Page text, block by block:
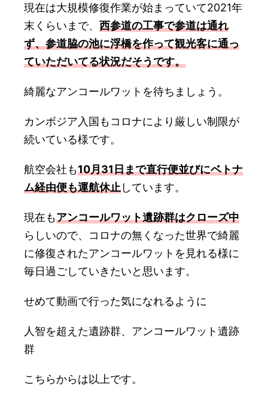
現在は大規模修復作業が始まっていて2021年
末くらいまで、 西参道の工事で参道は通れ
ず、参道脇の池に浮橋を作って観光客に通っ
ていただいてる状況だそうです。
綺麗なアンコールワットを待ちましょう。
カンボジア入国もコロナにより厳しい制限が
続いている様です。
航空会社も10月31日まで直行便並びにベトナ
ム経由便も運航休止しています。
現在もアンコールワット遺跡群はクローズ中
らしいので、コロナの無くなった世界で綺麗
に修復されたアンコールワットを見れる様に
毎日過ごしていきたいと思います。
せめて動画で行った気になれるように
人智を超えた遺跡群、アンコールワット遺跡
群
こちらからは以上です。